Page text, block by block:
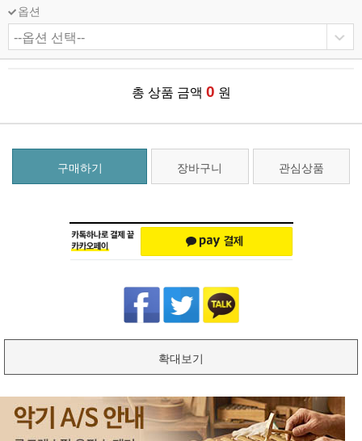
옵션
총 상품 금액 0 원
구매하기 장바구니 관심상품
확대보기